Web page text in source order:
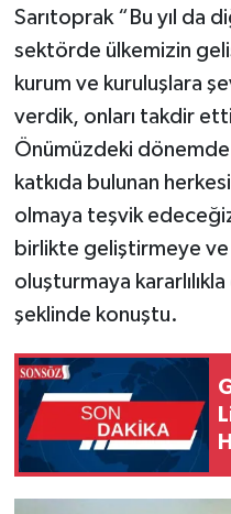
Sarıtoprak “Bu yıl da
sektörde ülkemizin
kurum ve kuruluşlara
verdik, onları takdir
Önümüzdeki
katkıda bulunan
olmaya teşvik
birlikte geliştirmeye
oluşturmaya
şeklinde konuştu.